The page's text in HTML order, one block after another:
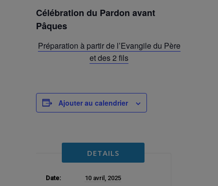
Célébration du Pardon avant
Pâques
Préparation à partir de l’Evangile du Père
et des 2 fils
Ajouter au calendrier
DETAILS
Date: 10 avril, 2025